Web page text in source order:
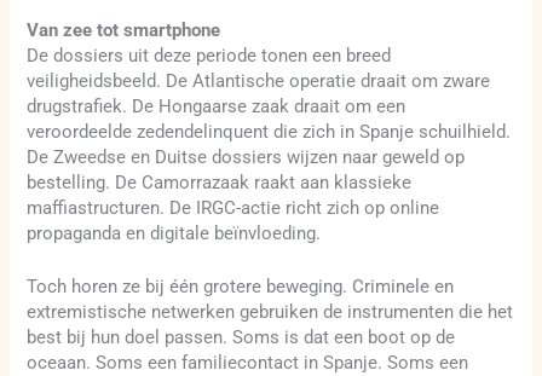
Van zee tot smartphone
De dossiers uit deze periode tonen een breed
veiligheidsbeeld. De Atlantische operatie draait om zware
drugstrafiek. De Hongaarse zaak draait om een
veroordeelde zedendelinquent die zich in Spanje schuilhield.
De Zweedse en Duitse dossiers wijzen naar geweld op
bestelling. De Camorrazaak raakt aan klassieke
maffiastructuren. De IRGC-actie richt zich op online
propaganda en digitale beïnvloeding.
Toch horen ze bij één grotere beweging. Criminele en
extremistische netwerken gebruiken de instrumenten die het
best bij hun doel passen. Soms is dat een boot op de
oceaan. Soms een familiecontact in Spanje. Soms een